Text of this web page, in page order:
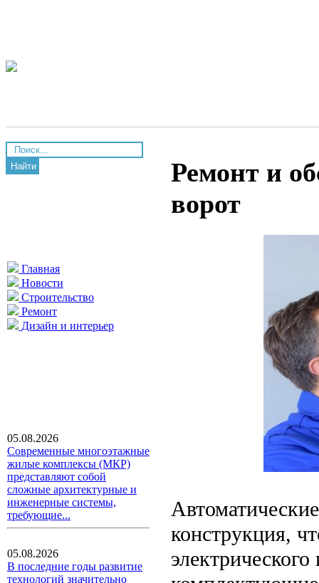
Найти
Главная
Новости
Строительство
Ремонт
Дизайн и интерьер
05.08.2026
Современные многоэтажные
жилые комплексы (МКР)
представляют собой
сложные архитектурные и
инженерные системы,
требующие...
05.08.2026
В последние годы развитие
технологий значительно
Ремонт и
ворот
конструкция,